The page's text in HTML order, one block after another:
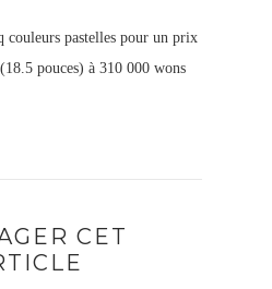
couleurs pastelles pour un prix
pouces) à 310 000 wons
CET